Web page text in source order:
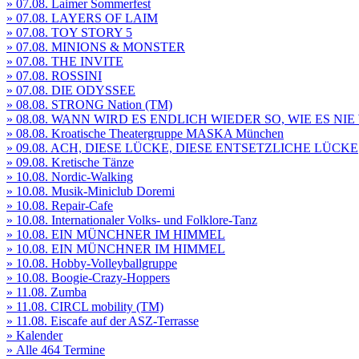
» 07.08. Laimer Sommerfest
» 07.08. LAYERS OF LAIM
» 07.08. TOY STORY 5
» 07.08. MINIONS & MONSTER
» 07.08. THE INVITE
» 07.08. ROSSINI
» 07.08. DIE ODYSSEE
» 08.08. STRONG Nation (TM)
» 08.08. WANN WIRD ES ENDLICH WIEDER SO, WIE ES NIE
» 08.08. Kroatische Theatergruppe MASKA München
» 09.08. ACH, DIESE LÜCKE, DIESE ENTSETZLICHE LÜCKE
» 09.08. Kretische Tänze
» 10.08. Nordic-Walking
» 10.08. Musik-Miniclub Doremi
» 10.08. Repair-Cafe
» 10.08. Internationaler Volks- und Folklore-Tanz
» 10.08. EIN MÜNCHNER IM HIMMEL
» 10.08. EIN MÜNCHNER IM HIMMEL
» 10.08. Hobby-Volleyballgruppe
» 10.08. Boogie-Crazy-Hoppers
» 11.08. Zumba
» 11.08. CIRCL mobility (TM)
» 11.08. Eiscafe auf der ASZ-Terrasse
» Kalender
» Alle 464 Termine